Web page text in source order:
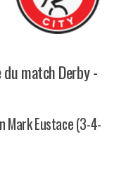
match Derby -
Mark Eustace (3-4-